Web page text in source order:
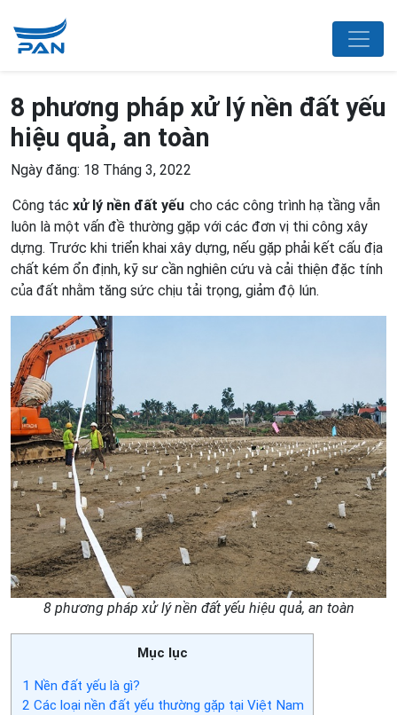
8 phương pháp xử lý nền đất yếu
hiệu quả, an toàn
Ngày đăng: 18 Tháng 3, 2022
Công tác xử lý nền đất yếu cho các công trình hạ tầng vẫn
luôn là một vấn đề thường gặp với các đơn vị thi công xây
dựng. Trước khi triển khai xây dựng, nếu gặp phải kết cấu địa
chất kém ổn định, kỹ sư cần nghiên cứu và cải thiện đặc tính
của đất nhằm tăng sức chịu tải trọng, giảm độ lún.
8 phương pháp xử lý nền đất yếu hiệu quả, an toàn
Mục lục
1 Nền đất yếu là gì?
2 Các loại nền đất yếu thường gặp tại Việt Nam